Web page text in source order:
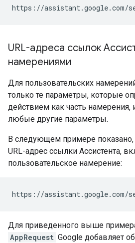
URL-адреса ссылок
намерениями
Для пользовательских
только те параметры, которые
действием как часть намерения,
любые другие параметры.
В следующем примере показано,
URL-адрес ссылки Ассистента,
пользовательское намерение:
Для приведенного выше
AppRequest Google добавляет